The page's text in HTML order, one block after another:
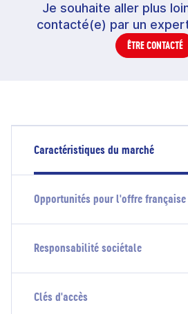
Je souhaite aller plus
contacté(e) par un
ÊTRE CONTACTÉ
Caractéristiques du marché
Opportunités pour l'offre française
Responsabilité sociétale
Clés d'accès